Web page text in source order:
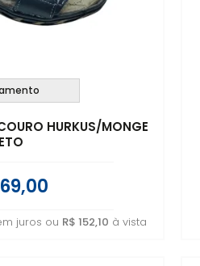
HURKUS/MONGE
juros ou R$ 152,10 à vista